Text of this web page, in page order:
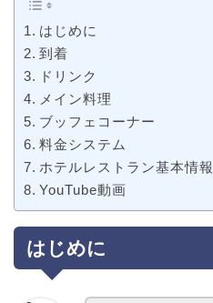
はじめに
到着
ドリンク
メイン料理
ブッフェコーナー
料金システム
ホテルレストラン基本情報
YouTube動画
はじめに